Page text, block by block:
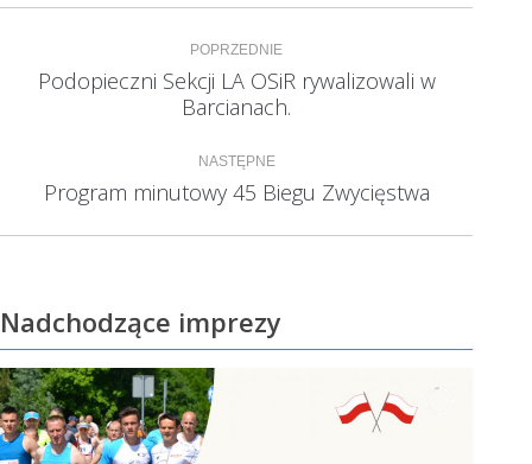
Nawigacja
wpisów
POPRZEDNIE
Poprzedni
wpis:
Podopieczni Sekcji LA OSiR rywalizowali w
Barcianach.
NASTĘPNE
Następny
Program minutowy 45 Biegu Zwycięstwa
Nadchodzące imprezy